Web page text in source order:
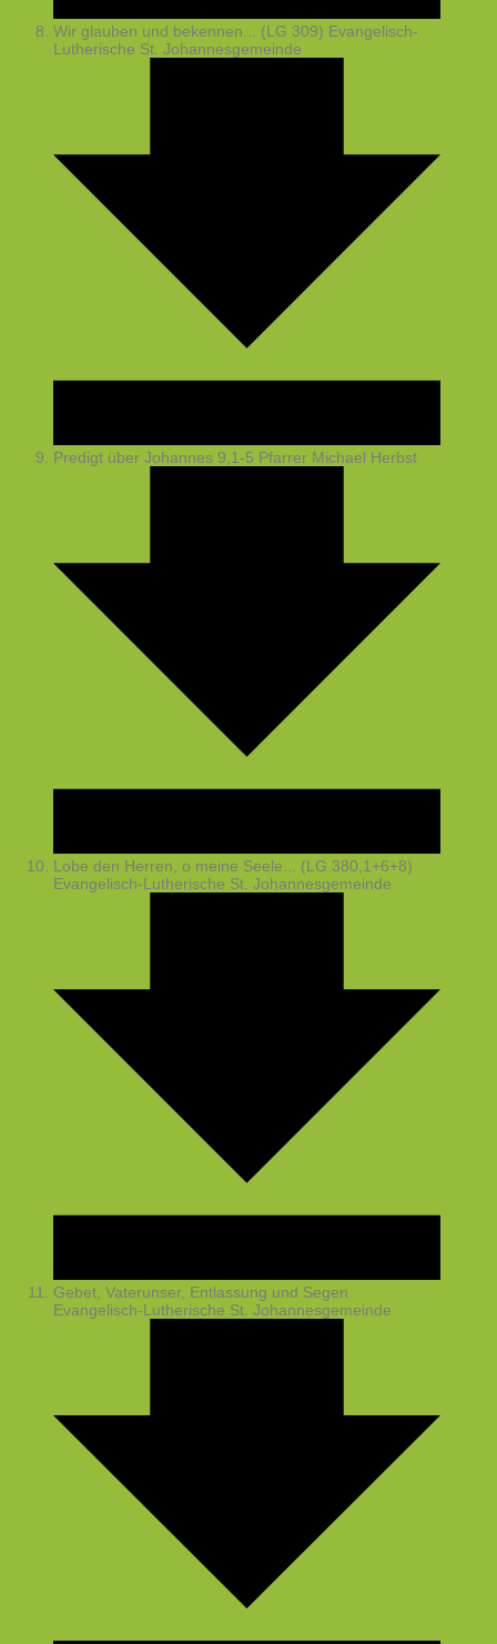
Wir glauben und bekennen... (LG 309) Evangelisch-
Lutherische St. Johannesgemeinde
Predigt über Johannes 9,1-5 Pfarrer Michael Herbst
Lobe den Herren, o meine Seele... (LG 380,1+6+8)
Evangelisch-Lutherische St. Johannesgemeinde
Gebet, Vaterunser, Entlassung und Segen
Evangelisch-Lutherische St. Johannesgemeinde